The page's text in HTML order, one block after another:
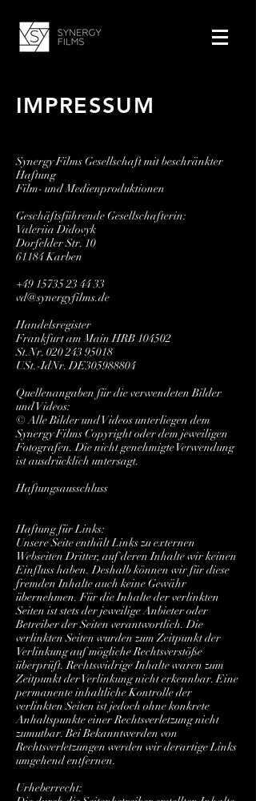
IMPRESSUM
Synergy Films Gesellschaft mit beschränkter
Haftung
Film- und Medienproduktionen
Geschäftsführende Gesellschafterin:
Valeriia Didovyk
Dorfelder Str. 10
61184 Karben
+49 15735 23 44 33
vd@synergyfilms.de
Handelsregister
Frankfurt am Main HRB 104502
St.Nr. ​020 243 95018
USt.-IdNr. DE305988804
Quellenangaben für die verwendeten Bilder
und Videos:
© Alle Bilder und Videos unterliegen dem
Synergy Films Copyright oder dem jeweiligen
Fotografen. Die nicht genehmigte Verwendung
ist ausdrücklich untersagt.
Haftungsausschluss
Haftung für Links:
Unsere Seite enthält Links zu externen
Webseiten Dritter, auf deren Inhalte wir keinen
Einfluss haben. Deshalb können wir für diese
fremden Inhalte auch keine Gewähr
übernehmen. Für die Inhalte der verlinkten
Seiten ist stets der jeweilige Anbieter oder
Betreiber der Seiten verantwortlich. Die
verlinkten Seiten wurden zum Zeitpunkt der
Verlinkung auf mögliche Rechtsverstöße
überprüft. Rechtswidrige Inhalte waren zum
Zeitpunkt der Verlinkung nicht erkennbar. Eine
permanente inhaltliche Kontrolle der
verlinkten Seiten ist jedoch ohne konkrete
Anhaltspunkte einer Rechtsverletzung nicht
zumutbar. Bei Bekanntwerden von
Rechtsverletzungen werden wir derartige Links
umgehend entfernen.
Urheberrecht: